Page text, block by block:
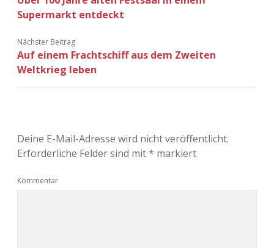
Supermarkt entdeckt
Nächster Beitrag
Auf einem Frachtschiff aus dem Zweiten
Weltkrieg leben
Deine E-Mail-Adresse wird nicht veröffentlicht.
Erforderliche Felder sind mit* markiert
Kommentar